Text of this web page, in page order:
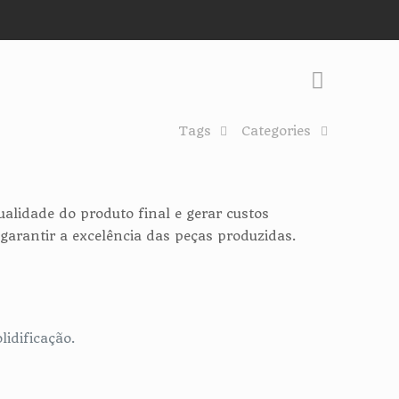
Categories
Tags
do produto final e gerar custos
a excelência das peças produzidas.